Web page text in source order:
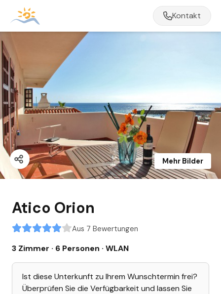
Mehr Bilder
Atico Orion
Aus 7 Bewertungen
3 Zimmer · 6 Personen · WLAN
Ist diese Unterkunft zu Ihrem Wunschtermin frei?
Überprüfen Sie die Verfügbarkeit und lassen Sie
Kontakt